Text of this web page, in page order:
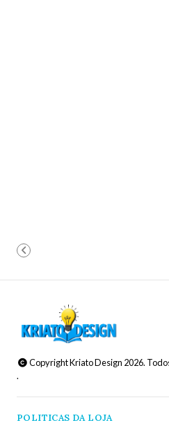
Copyright Kriato Design 2026.
.
POLITICAS DA LOJA